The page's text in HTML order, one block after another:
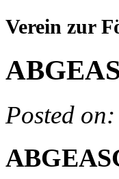
Verein zur
Posted on: